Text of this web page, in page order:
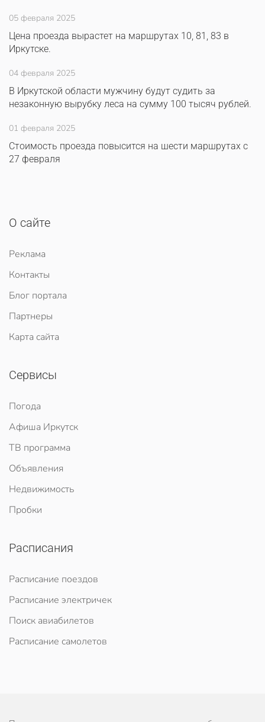
05 февраля 2025
Цена проезда вырастет на маршрутах 10, 81, 83 в
Иркутске.
04 февраля 2025
В Иркутской области мужчину будут судить за
незаконную вырубку леса на сумму 100 тысяч рублей.
01 февраля 2025
Стоимость проезда повысится на шести маршрутах с
27 февраля
О сайте
Реклама
Контакты
Блог портала
Партнеры
Карта сайта
Сервисы
Погода
Афиша Иркутск
ТВ программа
Объявления
Недвижимость
Пробки
Расписания
Расписание поездов
Расписание электричек
Поиск авиабилетов
Расписание самолетов